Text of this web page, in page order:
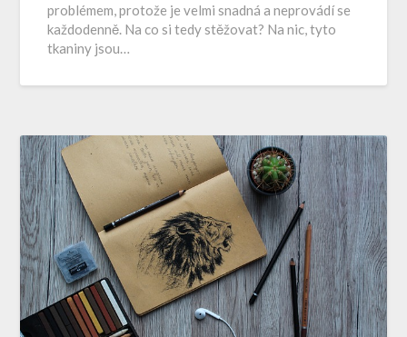
problémem, protože je velmi snadná a neprovádí se
každodenně. Na co si tedy stěžovat? Na nic, tyto
tkaniny jsou…